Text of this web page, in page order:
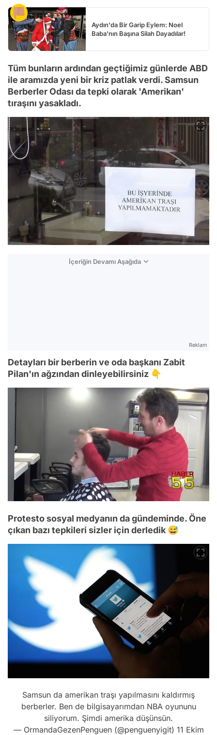
Aydın'da Bir Garip Eylem: Noel
Baba'nın Başına Silah Dayadılar!
Tüm bunların ardından geçtiğimiz günlerde ABD
ile aramızda yeni bir kriz patlak verdi. Samsun
Berberler Odası da tepki olarak 'Amerikan'
tıraşını yasakladı.
İçeriğin Devamı Aşağıda
Reklam
Detayları bir berberin ve oda başkanı Zabit
Pilan'ın ağzından dinleyebilirsiniz 👇
/
Protesto sosyal medyanın da gündeminde. Öne
çıkan bazı tepkileri sizler için derledik 😅
Samsun da amerikan traşı yapılmasını kaldırmış
berberler. Ben de bilgisayarımdan NBA oyununu
siliyorum. Şimdi amerika düşünsün.
— OrmandaGezenPenguen (@penguenyigit) 11 Ekim